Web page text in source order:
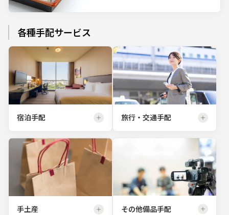
各種手配サービス
宿泊手配 旅行・交通手配
手土産 その他備品手配